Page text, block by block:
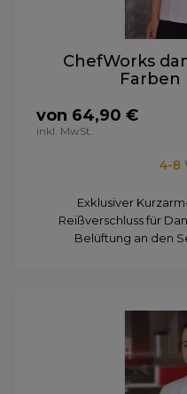
ChefWorks
Farben
von 64,90 €
inkl. MwSt.
4-8
Exklusiver
Reißverschluss für
Belüftung an den